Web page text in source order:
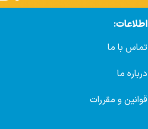
اطلاعات:
تماس با ما
درباره ما
قوانین و مقررات